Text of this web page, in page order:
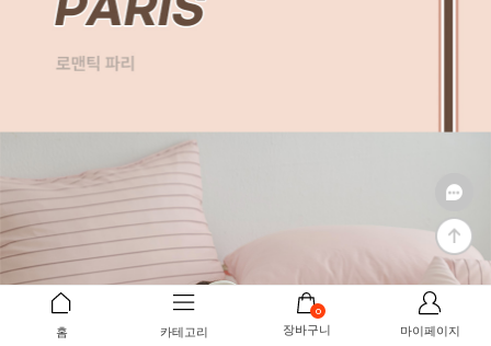
홈 카테고리
0
장바구니 마이페이지